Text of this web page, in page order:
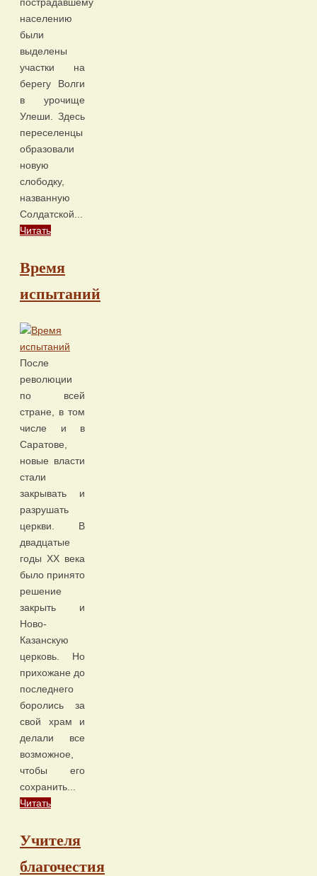
населению
были
выделены
участки на
берегу Волги
в урочище
Улеши. Здесь
переселенцы
образовали
новую
слободку,
названную
Солдатской...
Читать
Время
испытаний
После
революции
по всей
стране, в том
числе и в
Саратове,
новые власти
стали
закрывать и
разрушать
церкви. В
двадцатые
годы XX века
было принято
решение
закрыть и
Ново-
Казанскую
церковь. Но
прихожане до
последнего
боролись за
свой храм и
делали все
возможное,
чтобы его
сохранить...
Читать
Учителя
благочестия